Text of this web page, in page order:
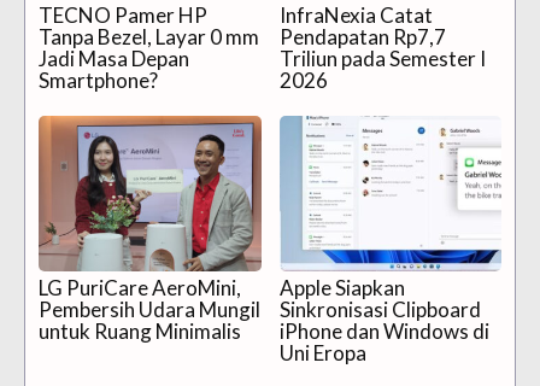
TECNO Pamer HP
Tanpa Bezel, Layar 0 mm
Jadi Masa Depan
Smartphone?
InfraNexia Catat
Pendapatan Rp7,7
Triliun pada Semester I
2026
LG PuriCare AeroMini,
Pembersih Udara Mungil
untuk Ruang Minimalis
Apple Siapkan
Sinkronisasi Clipboard
iPhone dan Windows di
Uni Eropa